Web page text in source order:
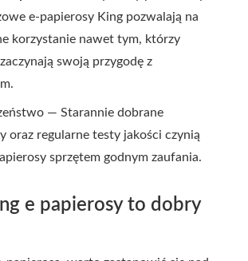
e-papierosy King pozwalają na
korzystanie nawet tym, którzy
swoją przygodę z
— Starannie dobrane
oraz regularne testy jakości czynią
sprzętem godnym zaufania.
e papierosy to dobry